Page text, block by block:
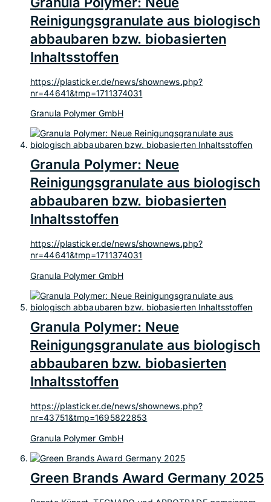
Reinigungsgranulate aus biologisch
abbaubaren bzw. biobasierten
Inhaltsstoffen
https://plasticker.de/news/shownews.php?
nr=44641&tmp=1711374031
Granula Polymer GmbH
Granula Polymer: Neue
Reinigungsgranulate aus biologisch
abbaubaren bzw. biobasierten
Inhaltsstoffen
https://plasticker.de/news/shownews.php?
nr=44641&tmp=1711374031
Granula Polymer GmbH
Granula Polymer: Neue
Reinigungsgranulate aus biologisch
ab­bau­bar­en bzw. biobasierten
Inhaltsstoffen
https://plasticker.de/news/shownews.php?
nr=43751&tmp=1695822853
Granula Polymer GmbH
Green Brands Award Germany 2025